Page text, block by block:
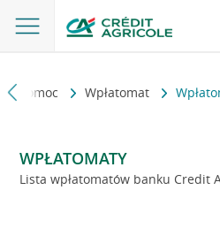
i pomoc Wpłatomat
WPŁATOMATY
Lista wpłatomatów banku Credit